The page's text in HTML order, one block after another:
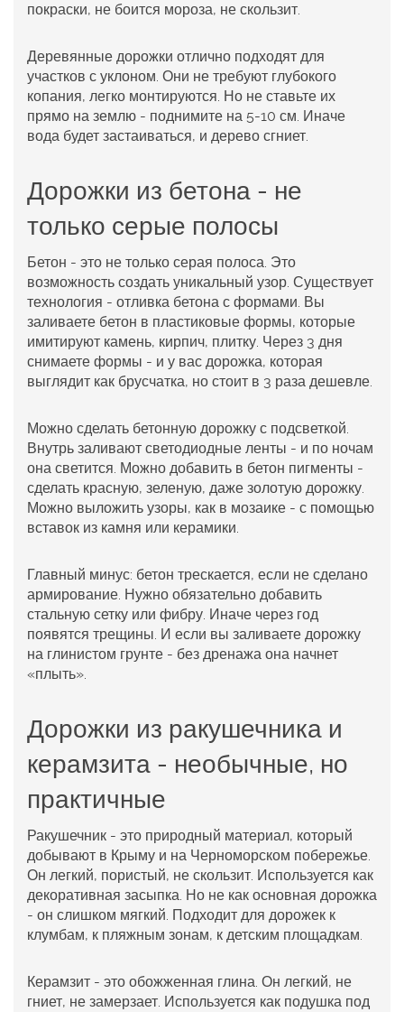
покраски, не боится мороза, не скользит.
Деревянные дорожки отлично подходят для
участков с уклоном. Они не требуют глубокого
копания, легко монтируются. Но не ставьте их
прямо на землю - поднимите на 5-10 см. Иначе
вода будет застаиваться, и дерево сгниет.
Дорожки из бетона - не
только серые полосы
Бетон - это не только серая полоса. Это
возможность создать уникальный узор. Существует
технология - отливка бетона с формами. Вы
заливаете бетон в пластиковые формы, которые
имитируют камень, кирпич, плитку. Через 3 дня
снимаете формы - и у вас дорожка, которая
выглядит как брусчатка, но стоит в 3 раза дешевле.
Можно сделать бетонную дорожку с подсветкой.
Внутрь заливают светодиодные ленты - и по ночам
она светится. Можно добавить в бетон пигменты -
сделать красную, зеленую, даже золотую дорожку.
Можно выложить узоры, как в мозаике - с помощью
вставок из камня или керамики.
Главный минус: бетон трескается, если не сделано
армирование. Нужно обязательно добавить
стальную сетку или фибру. Иначе через год
появятся трещины. И если вы заливаете дорожку
на глинистом грунте - без дренажа она начнет
«плыть».
Дорожки из ракушечника и
керамзита - необычные, но
практичные
Ракушечник - это природный материал, который
добывают в Крыму и на Черноморском побережье.
Он легкий, пористый, не скользит. Используется как
декоративная засыпка. Но не как основная дорожка
- он слишком мягкий. Подходит для дорожек к
клумбам, к пляжным зонам, к детским площадкам.
Керамзит - это обожженная глина. Он легкий, не
гниет, не замерзает. Используется как подушка под